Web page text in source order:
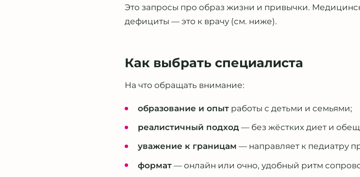
Это запросы про образ жизни и привычки.
дефициты — это к врачу (см. ниже).
Как выбрать специалиста
На что обращать внимание:
образование и опыт работы с детьми и семьями;
реалистичный подход — без жёстких диет и
уважение к границам — направляет к педиатру
формат — онлайн или очно, удобный ритм